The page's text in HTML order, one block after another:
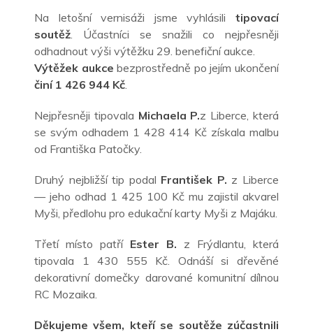
Na letošní vernisáži jsme vyhlásili tipovací
soutěž. Účastníci se snažili co nejpřesněji
odhadnout výši výtěžku 29. benefiční aukce.
Výtěžek aukce bezprostředně po jejím ukončení
činí 1 426 944 Kč.
Nejpřesněji tipovala Michaela P.z Liberce, která
se svým odhadem 1 428 414 Kč získala malbu
od Františka Patočky.
Druhý nejbližší tip podal František P. z Liberce
— jeho odhad 1 425 100 Kč mu zajistil akvarel
Myši, předlohu pro edukační karty Myši z Majáku.
Třetí místo patří Ester B. z Frýdlantu, která
tipovala 1 430 555 Kč. Odnáší si dřevěné
dekorativní domečky darované komunitní dílnou
RC Mozaika.
Děkujeme všem, kteří se soutěže zúčastnili